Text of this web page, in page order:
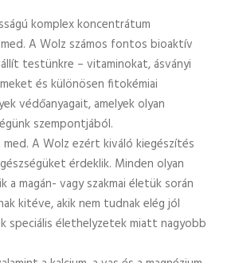
komplex koncentrátum
A Wolz számos fontos bioaktív
testünkre – vitaminokat, ásványi
és különösen fitokémiai
védőanyagait, amelyek olyan
szempontjából.
A Wolz ezért kiváló kiegészítés
érdeklik. Minden olyan
a magán- vagy szakmai életük során
kitéve, akik nem tudnak elég jól
speciális élethelyzetek miatt nagyobb